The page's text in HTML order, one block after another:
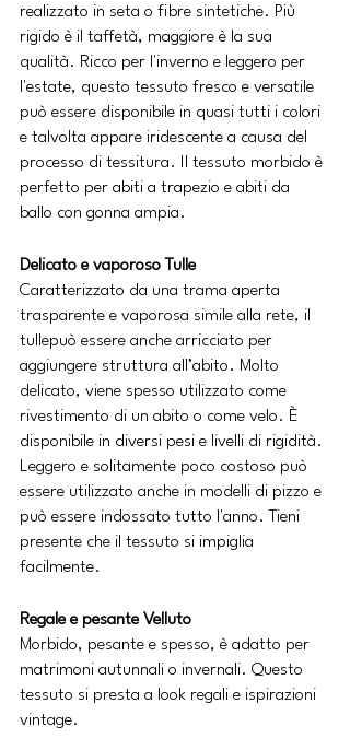
realizzato in seta o fibre sintetiche. Più
rigido è il taffetà, maggiore è la sua
qualità. Ricco per l'inverno e leggero per
l'estate, questo tessuto fresco e versatile
può essere disponibile in quasi tutti i colori
e talvolta appare iridescente a causa del
processo di tessitura. Il tessuto morbido è
perfetto per abiti a trapezio e abiti da
ballo con gonna ampia.
Delicato e vaporoso Tulle
Caratterizzato da una trama aperta
trasparente e vaporosa simile alla rete, il
tullepuò essere anche arricciato per
aggiungere struttura all’abito. Molto
delicato, viene spesso utilizzato come
rivestimento di un abito o come velo. È
disponibile in diversi pesi e livelli di rigidità.
Leggero e solitamente poco costoso può
essere utilizzato anche in modelli di pizzo e
può essere indossato tutto l'anno. Tieni
presente che il tessuto si impiglia
facilmente.
Regale e pesante Velluto
Morbido, pesante e spesso, è adatto per
matrimoni autunnali o invernali. Questo
tessuto si presta a look regali e ispirazioni
vintage.